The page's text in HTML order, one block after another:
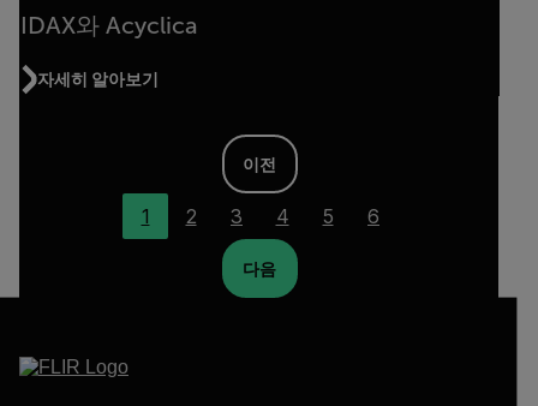
IDAX와 Acyclica
자세히 알아보기
이전
1 2 3 4 5 6
다음